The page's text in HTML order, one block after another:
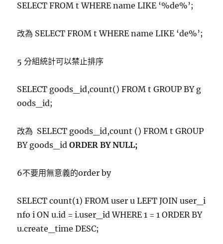
SELECT FROM t WHERE name LIKE ‘%de%’;
改為 SELECT FROM t WHERE name LIKE ‘de%’;
5 分組統計可以禁止排序
SELECT goods_id,count() FROM t GROUP BY g
oods_id;
改為 SELECT goods_id,count () FROM t GROUP
BY goods_idORDER BY NULL;
6不要用無意義的order by
SELECT count(1) FROM user u LEFT JOIN user_i
nfo i ON u.id = i.user_id WHERE 1 = 1 ORDER BY
u.create_time DESC;